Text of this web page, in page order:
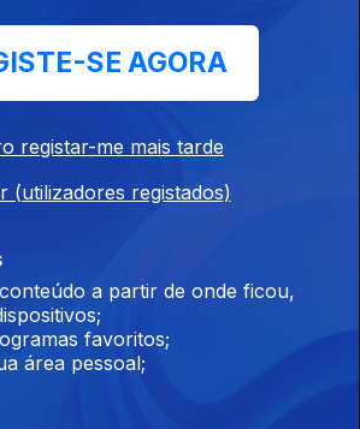
02 nov. 2022
SE AGORA
registar-me mais tarde
(utilizadores registados)
a partir de onde ficou,
favoritos;
área pessoal;